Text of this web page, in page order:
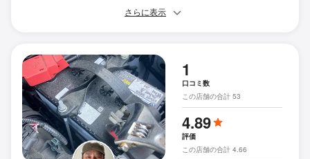
さらに表示
1
口コミ数
この店舗の合計 53
4.89
評価
この店舗の合計 4.66